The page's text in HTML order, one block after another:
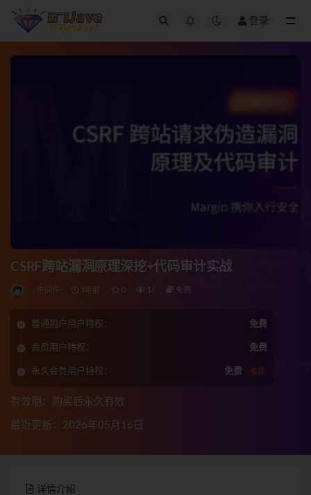
登录
CSRF跨站漏洞原理深挖+代码审计实战
中间件 3年前 0 16 免费
普通用户用户特权： 免费
会员用户特权： 免费
永久会员用户特权： 免费 推荐
有效期：购买后永久有效
最近更新：2026年05月16日
详情介绍